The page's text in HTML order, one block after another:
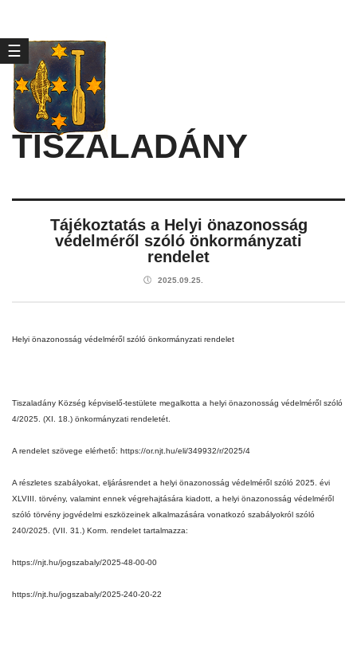
TISZALADÁNY
☰
Tájékoztatás a Helyi önazonosság
védelméről szóló önkormányzati
rendelet
🕔 2025.09.25.
Helyi önazonosság védelméről szóló önkormányzati rendelet
Tiszaladány Község képviselő-testülete megalkotta a helyi önazonosság védelméről szóló
4/2025. (XI. 18.) önkormányzati rendeletét.
A rendelet szövege elérhető: https://or.njt.hu/eli/349932/r/2025/4
A részletes szabályokat, eljárásrendet a helyi önazonosság védelméről szóló 2025. évi
XLVIII. törvény, valamint ennek végrehajtására kiadott, a helyi önazonosság védelméről
szóló törvény jogvédelmi eszközeinek alkalmazására vonatkozó szabályokról szóló
240/2025. (VII. 31.) Korm. rendelet tartalmazza:
https://njt.hu/jogszabaly/2025-48-00-00
https://njt.hu/jogszabaly/2025-240-20-22